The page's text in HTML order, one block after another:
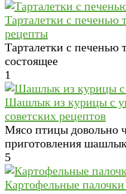
Тарталетки с печенью
рецепты
Тарталетки с
состоящее
1
Шашлык из курицы с
советских рецептов
Мясо птицы довольно
приготовления
5
Картофельные